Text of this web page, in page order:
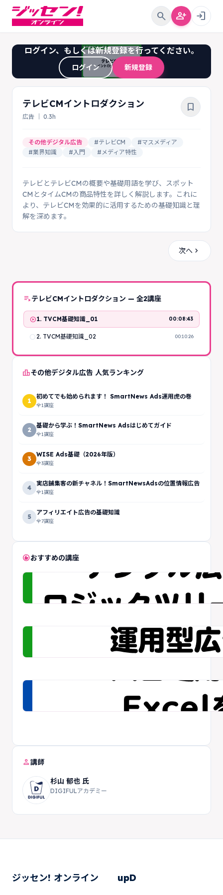
search person_add login
ログイン、もしくは新規登録を行ってください。
ログイン 新規登録
テレビCMイントロダクション
広告 ｜ 0.3h
bookmark_border
その他デジタル広告 #テレビCM
#マスメディア
#業界知識
#入門 #メディア特性
テレビとテレビCMの概要や基礎用語を学び、スポット
CMとタイムCMの商品特性を詳しく解説します。これに
より、テレビCMを効果的に活用するための基礎知識と理
解を深めます。
次へ chevron_right
playlist_playテレビCMイントロダクション — 全2講座
play_circle1. TVCM基礎知識_01 00:08:43
radio_button_unchecked 2. TVCM基礎知識_02 00:10:26
recommendおすすめの講座
leaderboardその他デジタル広告 人気ランキング
1
初めてでも始められます！ SmartNews Ads運用虎の巻
全1講座
2
基礎から学ぶ！SmartNews Adsはじめてガイド
全1講座
3
WISE Ads基礎（2026年版）
全3講座
4
実店舗集客の新チャネル！SmartNewsAdsの位置情報広告
全1講座
5
アフィリエイト広告の基礎知識
全7講座
person講師
杉山 郁也 氏
DIGIFULアカデミー
ジッセン! オンライン upD